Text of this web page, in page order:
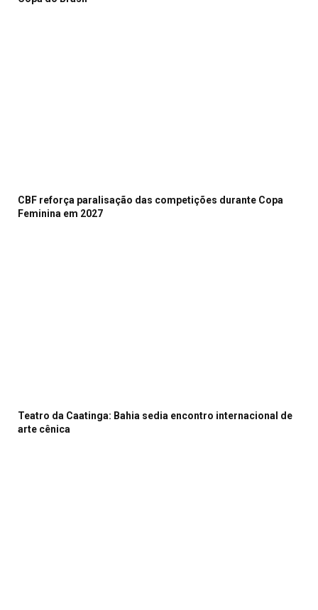
CBF reforça paralisação das competições durante Copa
Feminina em 2027
Teatro da Caatinga: Bahia sedia encontro internacional de
arte cênica